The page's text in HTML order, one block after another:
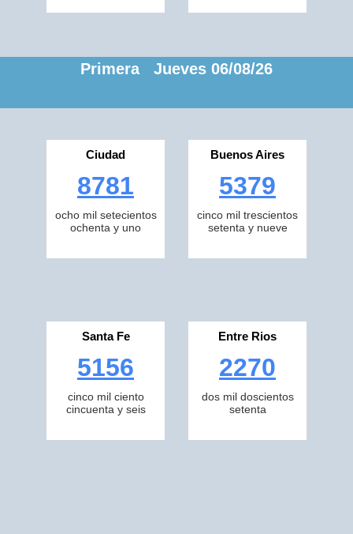
Primera Jueves 06/08/26
Ciudad
8781
ocho mil setecientos
ochenta y uno
Buenos Aires
5379
cinco mil trescientos
setenta y nueve
Santa Fe
5156
cinco mil ciento
cincuenta y seis
Entre Rios
2270
dos mil doscientos
setenta